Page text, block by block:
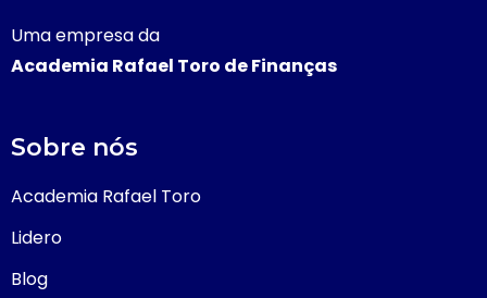
Uma empresa da
Academia Rafael Toro de Finanças
Sobre nós
Academia Rafael Toro
Lidero
Blog